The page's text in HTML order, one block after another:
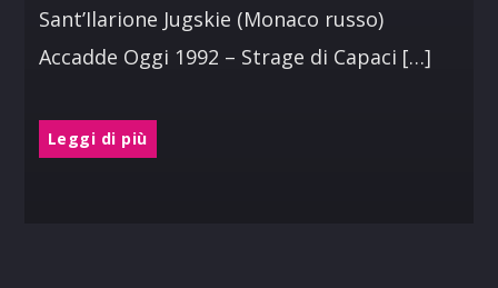
Sant’Ilarione Jugskie (Monaco russo)
Accadde Oggi 1992 – Strage di Capaci […]
Leggi di più